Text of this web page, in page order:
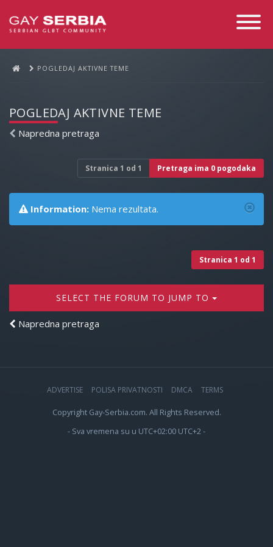
Toggle
POGLEDAJ AKTIVNE TEME
POGLEDAJ AKTIVNE TEME
Napredna pretraga
Stranica 1 od 1 Pretraga ima 0 pogodaka
Information: Nema rezultata.
Stranica 1 od 1
SELECT THE FORUM TO JUMP TO
Napredna pretraga
ADVERTISE POLISA PRIVATNOSTI DMCA TERMS
Copyright Gay-Serbia.com. All Rights Reserved.
- Sva vremena su u UTC+02:00 UTC+2 -